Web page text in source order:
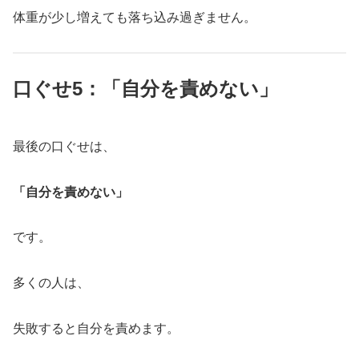
体重が少し増えても落ち込み過ぎません。
口ぐせ5：「自分を責めない」
最後の口ぐせは、
「自分を責めない」
です。
多くの人は、
失敗すると自分を責めます。